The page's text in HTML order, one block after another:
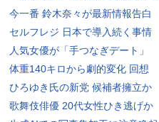
今一番 鈴木奈々が最新情報告白
セルフレジ 日本で導入続く事情
人気女優が「手つなぎデート」
体重140キロから劇的変化 回想
ひろゆき氏の新党 候補者擁立か
歌舞伎俳優 20代女性ひき逃げか